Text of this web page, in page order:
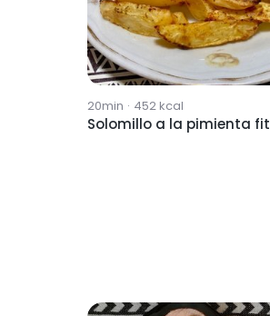
20min · 452kcal
Solomillo a la pimienta fit